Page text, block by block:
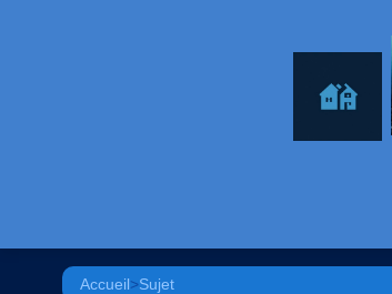
Accueil>Sujet